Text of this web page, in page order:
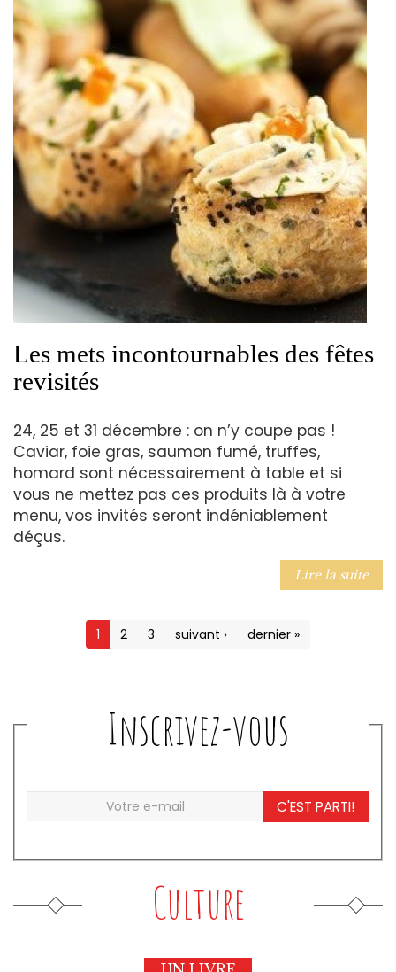
Les mets incontournables des fêtes
revisités
24, 25 et 31 décembre : on n’y coupe pas !
Caviar, foie gras, saumon fumé, truffes,
homard sont nécessairement à table et si
vous ne mettez pas ces produits là à votre
menu, vos invités seront indéniablement
déçus.
Lire la suite
1 2 3 suivant › dernier »
Inscrivez-vous
C'EST PARTI!
Culture